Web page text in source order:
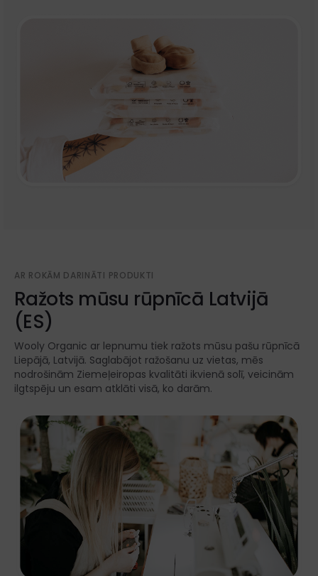
AR ROKĀM DARINĀTI PRODUKTI
Ražots mūsu rūpnīcā Latvijā
(ES)
Wooly Organic ar lepnumu tiek ražots mūsu pašu rūpnīcā
Liepājā, Latvijā. Saglabājot ražošanu uz vietas, mēs
nodrošinām Ziemeļeiropas kvalitāti ikvienā solī, veicinām
ilgtspēju un esam atklāti visā, ko darām.